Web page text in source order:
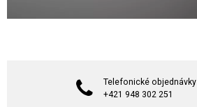
Telefonické objednávky
+421 948 302 251